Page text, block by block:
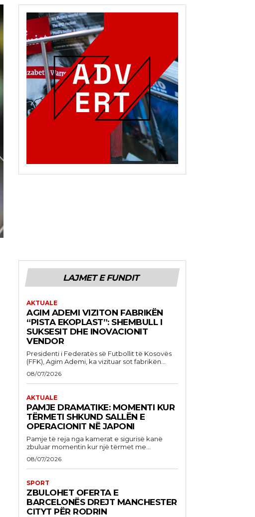
LAJMET E FUNDIT
AKTUALE
AGIM ADEMI VIZITON FABRIKËN
“PISTA EKOPLAST”: SHEMBULL I
SUKSESIT DHE INOVACIONIT
VENDOR
Presidenti i Federatës së Futbollit të Kosovës
(FFK), Agim Ademi, ka vizituar sot fabrikën...
08/07/2026
AKTUALE
PAMJE DRAMATIKE: MOMENTI KUR
TËRMETI SHKUND SALLËN E
OPERACIONIT NË JAPONI
Pamje të reja nga kamerat e sigurisë kanë
zbuluar momentin kur një tërmet me...
08/07/2026
SPORT
ZBULOHET OFERTA E
BARCELONËS DREJT MANCHESTER
CITYT PËR RODRIN